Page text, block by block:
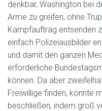
denkbar, Washington bei
Arme zu greifen, ohne
Kampfauftrag entsenden
einfach Polizeiausbilder
und damit den ganzen
erforderliche
können. Da aber
Freiwillige finden, könnte
beschließen, indem groß